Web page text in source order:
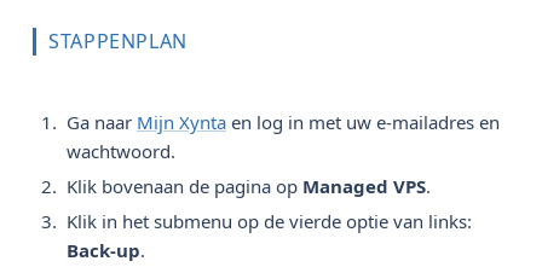
STAPPENPLAN
Ga naar Mijn Xynta en log in met uw e-mailadres en
wachtwoord.
Klik bovenaan de pagina op Managed VPS.
Klik in het submenu op de vierde optie van links:
Back-up.